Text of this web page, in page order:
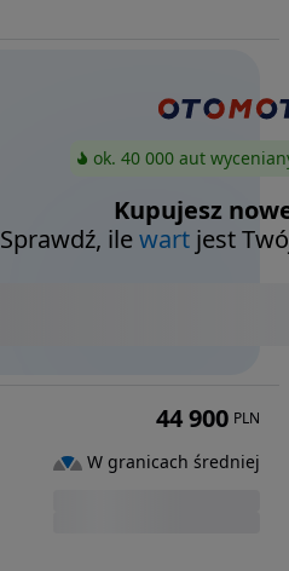
ok. 40 000 aut
Kupujesz
Sprawdź, ilewart jest
44 900 PLN
W granicach średniej